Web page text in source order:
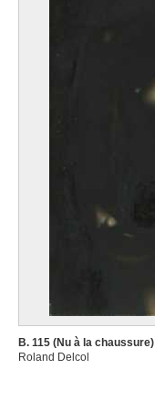
B. 115 (Nu à la chaussure)
Roland Delcol